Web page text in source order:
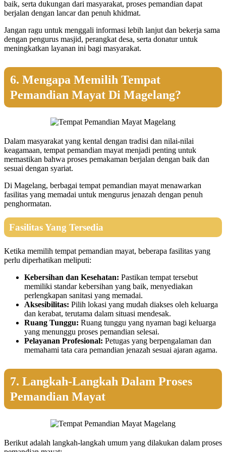
baik, serta dukungan dari masyarakat, proses pemandian dapat
berjalan dengan lancar dan penuh khidmat.
Jangan ragu untuk menggali informasi lebih lanjut dan bekerja sama
dengan pengurus masjid, perangkat desa, serta donatur untuk
meningkatkan layanan ini bagi masyarakat.
6. Mengapa Memilih Tempat
Pemandian Mayat Di Magelang?
Dalam masyarakat yang kental dengan tradisi dan nilai-nilai
keagamaan, tempat pemandian mayat menjadi penting untuk
memastikan bahwa proses pemakaman berjalan dengan baik dan
sesuai dengan syariat.
Di Magelang, berbagai tempat pemandian mayat menawarkan
fasilitas yang memadai untuk mengurus jenazah dengan penuh
penghormatan.
Fasilitas Yang Tersedia
Ketika memilih tempat pemandian mayat, beberapa fasilitas yang
perlu diperhatikan meliputi:
Kebersihan dan Kesehatan: Pastikan tempat tersebut
memiliki standar kebersihan yang baik, menyediakan
perlengkapan sanitasi yang memadai.
Aksesibilitas: Pilih lokasi yang mudah diakses oleh keluarga
dan kerabat, terutama dalam situasi mendesak.
Ruang Tunggu: Ruang tunggu yang nyaman bagi keluarga
yang menunggu proses pemandian selesai.
Pelayanan Profesional: Petugas yang berpengalaman dan
memahami tata cara pemandian jenazah sesuai ajaran agama.
7. Langkah-Langkah Dalam Proses
Pemandian Mayat
Berikut adalah langkah-langkah umum yang dilakukan dalam proses